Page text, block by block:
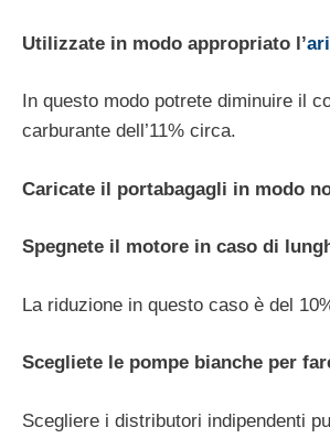
Utilizzate in modo appropriato l’
In questo modo potrete diminuire il
carburante dell’11% circa.
Caricate il portabagagli in modo
Spegnete il motore in caso di
La riduzione in questo caso è del
Scegliete le pompe bianche per
Scegliere i distributori indipendenti